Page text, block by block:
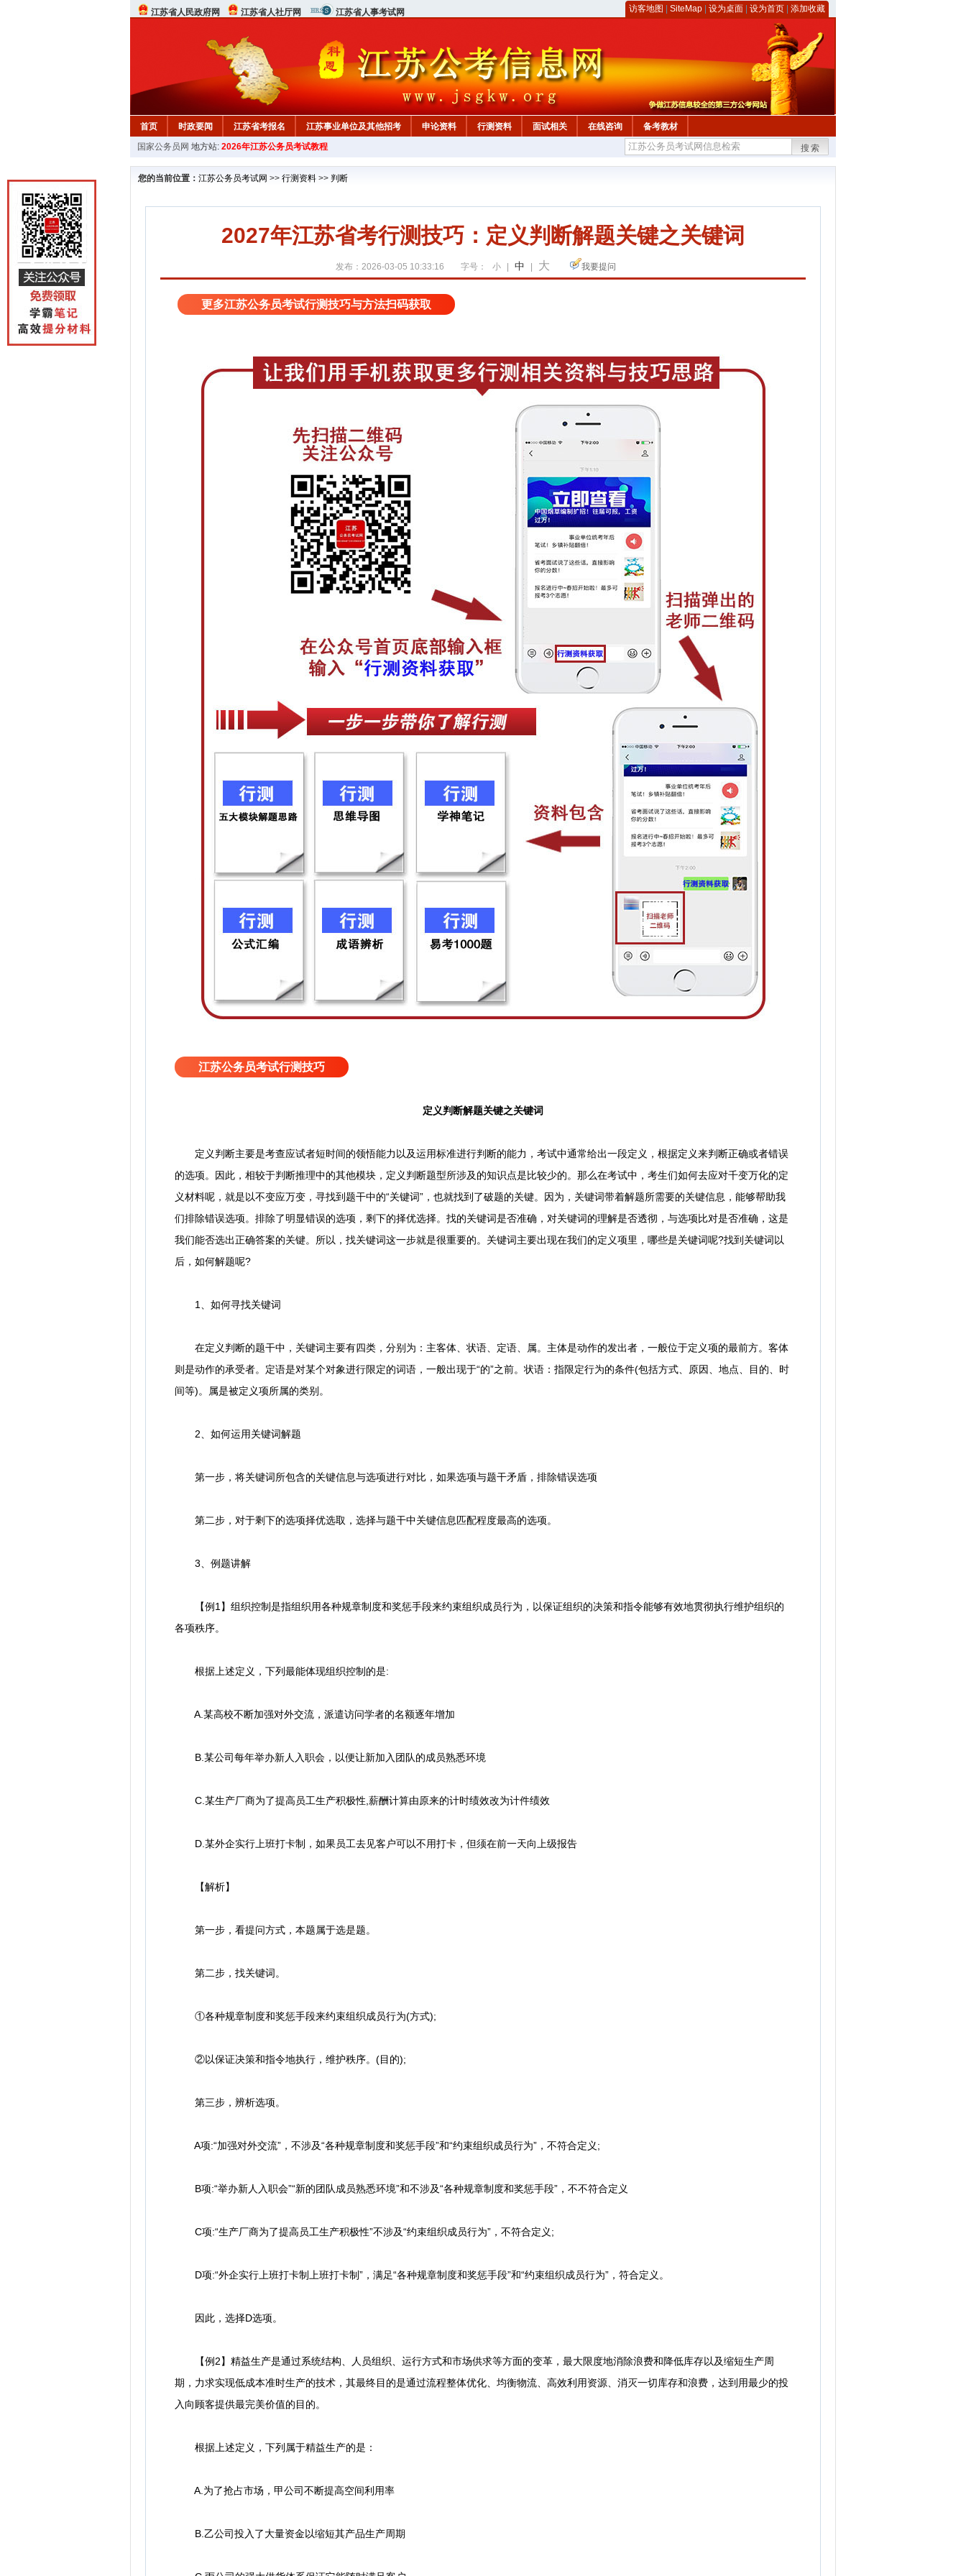
江苏省人民政府网 江苏省人社厅网 江苏省人事考试网 访客地图 SiteMap 设为桌面 设为首页 添加收藏
首页 时政要闻 江苏省考报名 江苏事业单位及其他招考 申论资料 行测资料 面试相关 在线咨询
备考教材
国家公务员网 地方站: 2026年江苏公务员考试教程 搜索
您的当前位置： 江苏公务员考试网 >> 行测资料 >> 判断
2027年江苏省考行测技巧：定义判断解题关键之关键词
发布：2026-03-05 10:33:16 字号： 小 中 大 我要提问
更多江苏公务员考试行测技巧与方法扫码获取
江苏公务员考试行测技巧
定义判断解题关键之关键词
定义判断主要是考查应试者短时间的领悟能力以及运用标准进行判断的能力，考试中通常给出一段定义，根据定义来判断正确或者错误
的选项。因此，相较于判断推理中的其他模块，定义判断题型所涉及的知识点是比较少的。那么在考试中，考生们如何去应对千变万化的定
义材料呢，就是以不变应万变，寻找到题干中的“关键词”，也就找到了破题的关键。因为，关键词带着解题所需要的关键信息，能够帮助我
们排除错误选项。排除了明显错误的选项，剩下的择优选择。找的关键词是否准确，对关键词的理解是否透彻，与选项比对是否准确，这是
我们能否选出正确答案的关键。所以，找关键词这一步就是很重要的。关键词主要出现在我们的定义项里，哪些是关键词呢?找到关键词以
后，如何解题呢?
1、如何寻找关键词
在定义判断的题干中，关键词主要有四类，分别为：主客体、状语、定语、属。主体是动作的发出者，一般位于定义项的最前方。客体
则是动作的承受者。定语是对某个对象进行限定的词语，一般出现于“的”之前。状语：指限定行为的条件(包括方式、原因、地点、目的、时
间等)。属是被定义项所属的类别。
2、如何运用关键词解题
第一步，将关键词所包含的关键信息与选项进行对比，如果选项与题干矛盾，排除错误选项
第二步，对于剩下的选项择优选取，选择与题干中关键信息匹配程度最高的选项。
3、例题讲解
【例1】组织控制是指组织用各种规章制度和奖惩手段来约束组织成员行为，以保证组织的决策和指令能够有效地贯彻执行维护组织的
各项秩序。
根据上述定义，下列最能体现组织控制的是:
A.某高校不断加强对外交流，派遣访问学者的名额逐年增加
B.某公司每年举办新人入职会，以便让新加入团队的成员熟悉环境
C.某生产厂商为了提高员工生产积极性,薪酬计算由原来的计时绩效改为计件绩效
D.某外企实行上班打卡制，如果员工去见客户可以不用打卡，但须在前一天向上级报告
【解析】
第一步，看提问方式，本题属于选是题。
第二步，找关键词。
①各种规章制度和奖惩手段来约束组织成员行为(方式);
②以保证决策和指令地执行，维护秩序。(目的);
第三步，辨析选项。
A项:“加强对外交流”，不涉及“各种规章制度和奖惩手段”和“约束组织成员行为”，不符合定义;
B项:“举办新人入职会”“新的团队成员熟悉环境”和不涉及“各种规章制度和奖惩手段”，不不符合定义
C项:“生产厂商为了提高员工生产积极性”不涉及“约束组织成员行为”，不符合定义;
D项:“外企实行上班打卡制上班打卡制”，满足“各种规章制度和奖惩手段”和“约束组织成员行为”，符合定义。
因此，选择D选项。
【例2】精益生产是通过系统结构、人员组织、运行方式和市场供求等方面的变革，最大限度地消除浪费和降低库存以及缩短生产周
期，力求实现低成本准时生产的技术，其最终目的是通过流程整体优化、均衡物流、高效利用资源、消灭一切库存和浪费，达到用最少的投
入向顾客提供最完美价值的目的。
根据上述定义，下列属于精益生产的是：
A.为了抢占市场，甲公司不断提高空间利用率
B.乙公司投入了大量资金以缩短其产品生产周期